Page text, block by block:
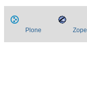
Plone Zope